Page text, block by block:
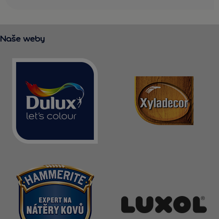
Naše weby